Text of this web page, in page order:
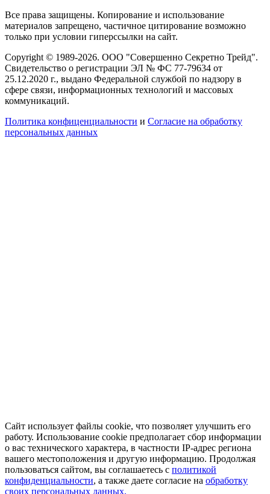
Все права защищены. Копирование и использование
материалов запрещено, частичное цитирование возможно
только при условии гиперссылки на сайт.
Copyright © 1989-2026. ООО "Совершенно Секретно Трейд".
Свидетельство о регистрации ЭЛ № ФС 77-79634 от
25.12.2020 г., выдано Федеральной службой по надзору в
сфере связи, информационных технологий и массовых
коммуникаций.
Политика конфиценциальности и Согласие на обработку
персональных данных
Сайт использует файлы cookie, что позволяет улучшить его
работу. Использование cookie предполагает сбор информации
о вас технического характера, в частности IP-адрес региона
вашего местоположения и другую информацию. Продолжая
пользоваться сайтом, вы соглашаетесь с политикой
конфиденциальности, а также даете согласие на обработку
своих персональных данных.